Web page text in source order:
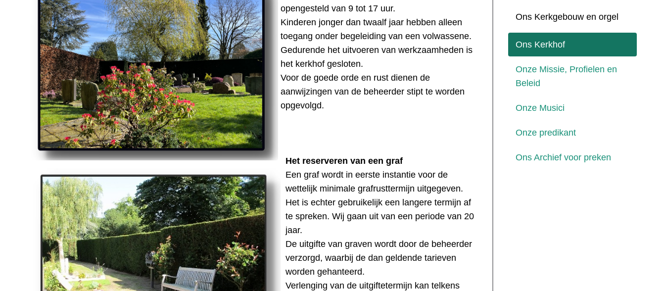
opengesteld van 9 tot 17 uur.
Kinderen jonger dan twaalf jaar hebben alleen
toegang onder begeleiding van een volwassene.
Gedurende het uitvoeren van werkzaamheden is
het kerkhof gesloten.
Voor de goede orde en rust dienen de
aanwijzingen van de beheerder stipt te worden
opgevolgd.
Het reserveren van een graf
Een graf wordt in eerste instantie voor de
wettelijk minimale grafrusttermijn uitgegeven.
Het is echter gebruikelijk een langere termijn af
te spreken. Wij gaan uit van een periode van 20
jaar.
De uitgifte van graven wordt door de beheerder
verzorgd, waarbij de dan geldende tarieven
worden gehanteerd.
Verlenging van de uitgiftetermijn kan telkens
Ons Kerkgebouw en orgel
Ons Kerkhof
Onze Missie, Profielen en
Beleid
Onze Musici
Onze predikant
Ons Archief voor preken